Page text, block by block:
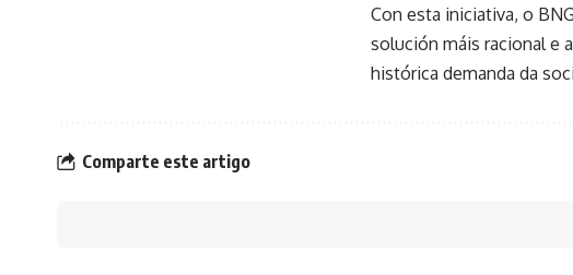
Con esta iniciativa, o
solución máis racional e
histórica demanda da
Comparte este artigo